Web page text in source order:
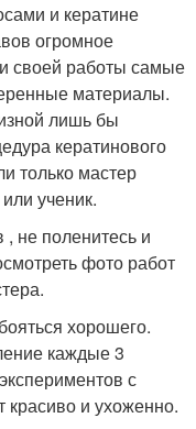
и кератине
огромное
своей работы самые
материалы.
лишь бы
кератинового
только мастер
ученик.
не поленитесь и
фото работ
хорошего.
каждые 3
с
красиво и ухоженно.